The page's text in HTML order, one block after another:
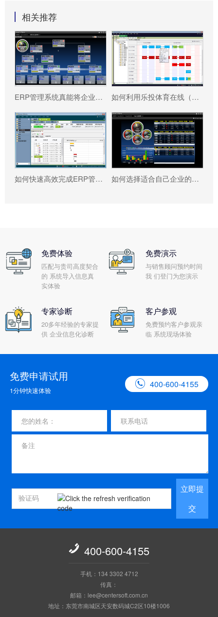
相关推荐
ERP管理系统真能将企业数据转化为可执行决策吗? 如何利用乐投体育在线（中国）唯一官方网站 系统更好提升企业运营效率?
如何快速高效完成ERP管理系统配置? 如何选择适合自己企业的乐投体育在线（中国）唯一官方网站 ?
免费体验
匹配与贵司高度契合
的 系统导入信息真
实体验
免费演示
与销售顾问预约时间
我 们登门为您演示
专家诊断
20多年经验的专家提
供 企业信息化诊断
客户参观
免费预约客户参观亲
临 系统现场体验
免费申请试用
1分钟快速体验
 400-600-4155
立即提
交
 400-600-4155
手机：134 3302 4712
传真：
邮箱：lee@centersoft.com.cn
地址：东莞市南城区天安数码城C2区10楼1006